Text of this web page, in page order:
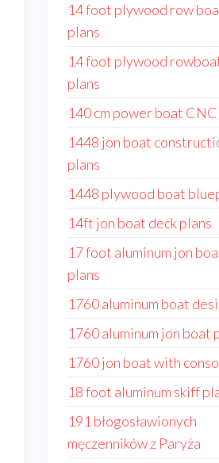
14 foot plywood row
plans
14 foot plywood
plans
140 cm power boat CNC
1448 jon boat
plans
1448 plywood boat
14ft jon boat deck plans
17 foot aluminum jon
plans
1760 aluminum boat
1760 aluminum jon boat
1760 jon boat with
18 foot aluminum skiff
191 błogosławionych
męczenników z Paryża